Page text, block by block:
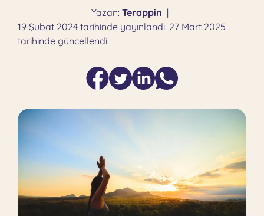
Yazan: Terappin |
19 Şubat 2024 tarihinde yayınlandı. 27 Mart 2025
tarihinde güncellendi.